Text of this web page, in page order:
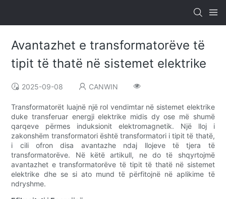
Avantazhet e transformatorëve të
tipit të thatë në sistemet elektrike
2025-09-08 CANWIN
Transformatorët luajnë një rol vendimtar në sistemet elektrike
duke transferuar energji elektrike midis dy ose më shumë
qarqeve përmes induksionit elektromagnetik. Një lloj i
zakonshëm transformatori është transformatori i tipit të thatë,
i cili ofron disa avantazhe ndaj llojeve të tjera të
transformatorëve. Në këtë artikull, ne do të shqyrtojmë
avantazhet e transformatorëve të tipit të thatë në sistemet
elektrike dhe se si ato mund të përfitojnë në aplikime të
ndryshme.